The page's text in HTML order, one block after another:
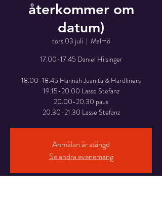
återkommer om
datum)
tors 03 juli
  |
Malmö
17.00-17.45 Daniel Hilsinger
18.00-18.45 Hannah Juanita & Hardliners
19.15-20.00 Lasse Stefanz
20.00-20.30 paus
20.30-21.30 Lasse Stefanz
Anmälan är stängd
Se andra evenemang